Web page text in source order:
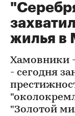
жилья в
Хамовники
- сегодня
"Золотой